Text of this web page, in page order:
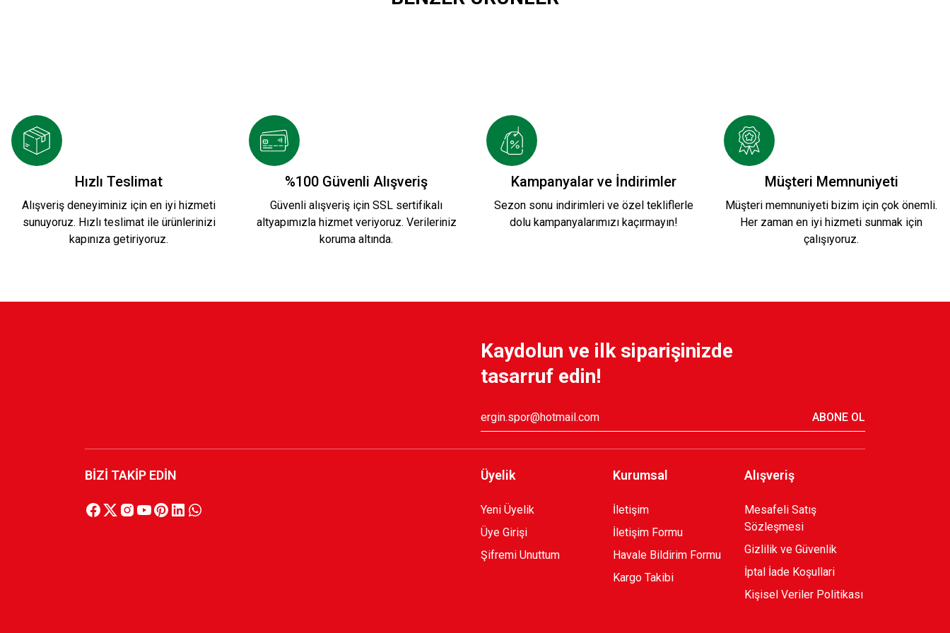
800,00 TL 2.000,00 TL
YENİ SEZON 2026/2027 HUMMEL TRANING T-SHIRT S.
1.500,00 TL
KAFSİNKAF 1912 T-SHIRT S. Yeni Sezon KARŞIYAKA 1912 T-SHIRT
750,00 TL
Hızlı Teslimat
Alışveriş deneyiminiz için en iyi hizmeti
sunuyoruz. Hızlı teslimat ile ürünlerinizi
kapınıza getiriyoruz.
%100 Güvenli Alışveriş
Güvenli alışveriş için SSL sertifikalı
altyapımızla hizmet veriyoruz. Verileriniz
koruma altında.
Kampanyalar ve İndirimler
Sezon sonu indirimleri ve özel tekliflerle
dolu kampanyalarımızı kaçırmayın!
Müşteri Memnuniyeti
Müşteri memnuniyeti bizim için çok önemli.
Her zaman en iyi hizmeti sunmak için
çalışıyoruz.
Kaydolun ve ilk siparişinizde
tasarruf edin!
ABONE OL
BİZİ TAKİP EDİN Üyelik
Yeni Üyelik
Üye Girişi
Şifremi Unuttum
Kurumsal
İletişim
İletişim Formu
Havale Bildirim Formu
Kargo Takibi
Alışveriş
Mesafeli Satış
Sözleşmesi
Gizlilik ve Güvenlik
İptal İade Koşullari
Kişisel Veriler Politikası